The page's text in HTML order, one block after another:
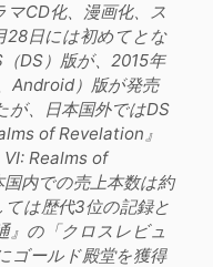
CD化、漫画化、ス
28日には初めてとな
DS）版が、2015年
Android）版が発売
が、日本国外ではDS
of Revelation』
Realms of
内での売上本数は約
は歴代3位の記録と
』の「クロスレビュ
ゴールド殿堂を獲得